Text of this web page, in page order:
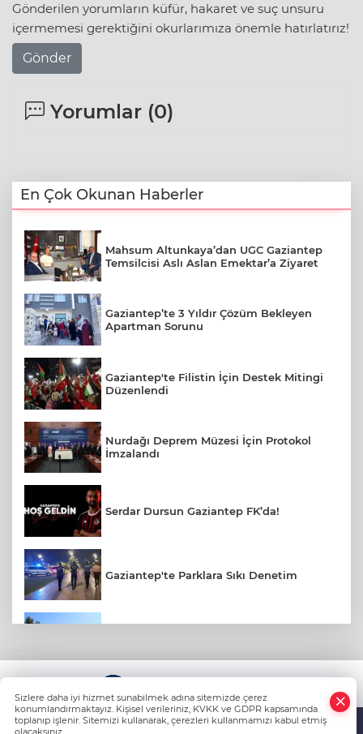
Gönderilen yorumların küfür, hakaret ve suç unsuru
içermemesi gerektiğini okurlarımıza önemle hatırlatırız!
Gönder
Yorumlar (0)
En Çok Okunan Haberler
Mahsum Altunkaya’dan UGC Gaziantep
Temsilcisi Aslı Aslan Emektar’a Ziyaret
Gaziantep’te 3 Yıldır Çözüm Bekleyen
Apartman Sorunu
Gaziantep'te Filistin İçin Destek Mitingi
Düzenlendi
Nurdağı Deprem Müzesi İçin Protokol
İmzalandı
Serdar Dursun Gaziantep FK’da!
Gaziantep'te Parklara Sıkı Denetim
Amerikalı Gelin Gaziantep'te Türk
Gelenekleriyle Dünyaevine Girdi
Sizlere daha iyi hizmet sunabilmek adına sitemizde çerez
konumlandırmaktayız. Kişisel verileriniz, KVKK ve GDPR kapsamında
toplanıp işlenir. Sitemizi kullanarak, çerezleri kullanmamızı kabul etmiş
olacaksınız.